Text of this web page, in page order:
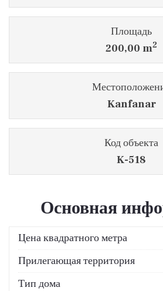
Площадь
200,00 m2
Kanfanar
Код объекта
K-518
Основная
Цена квадратного метра
Прилегающая территория
Тип дома